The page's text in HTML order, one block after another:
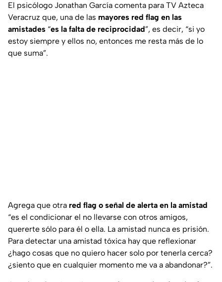
El psicólogo Jonathan García comenta para TV Azteca
Veracruz que, una de las mayores red flag en las
amistades “es la falta de reciprocidad”, es decir, “si yo
estoy siempre y ellos no, entonces me resta más de lo
que suma”.
Agrega que otra red flag o señal de alerta en la amistad
“es el condicionar el no llevarse con otros amigos,
quererte sólo para él o ella. La amistad nunca es prisión.
Para detectar una amistad tóxica hay que reflexionar
¿hago cosas que no quiero hacer solo por tenerla cerca?
¿siento que en cualquier momento me va a abandonar?”.